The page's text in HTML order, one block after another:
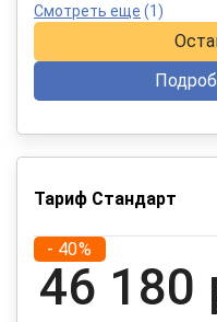
Смотреть еще (1)
Тариф Стандарт
- 40%
46 180